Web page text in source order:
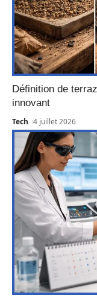
Définition de
innovant
Tech 4 juillet 2026